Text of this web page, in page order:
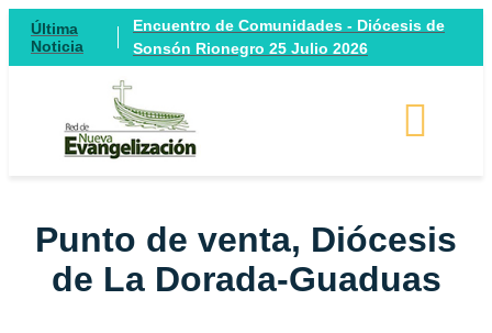
Última
Noticia
Encuentro de Comunidades - Diócesis de
Sonsón Rionegro 25 Julio 2026
Punto de venta, Diócesis
de La Dorada-Guaduas